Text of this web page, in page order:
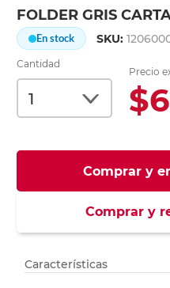
FOLDER GRIS
En stock SKU:
Cantidad
Precio
Comprar y
Comprar y
Características